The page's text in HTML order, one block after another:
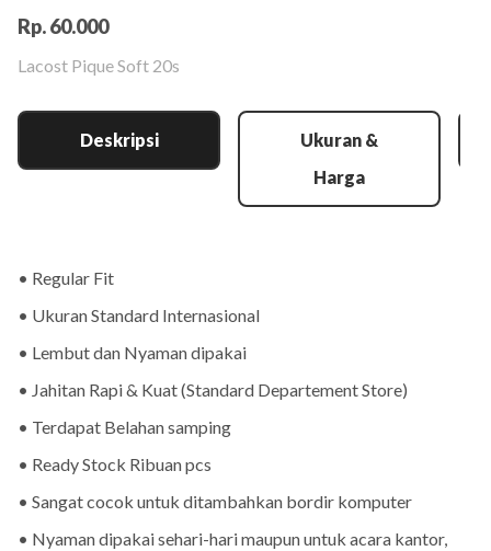
Rp. 60.000
Lacost Pique Soft 20s
Deskripsi
Ukuran &
Harga
• Regular Fit
• Ukuran Standard Internasional
• Lembut dan Nyaman dipakai
• Jahitan Rapi & Kuat (Standard Departement Store)
• Terdapat Belahan samping
• Ready Stock Ribuan pcs
• Sangat cocok untuk ditambahkan bordir komputer
• Nyaman dipakai sehari-hari maupun untuk acara kantor,